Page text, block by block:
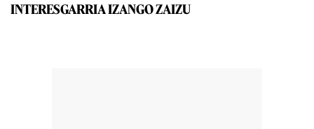
INTERESGARRIA IZANGO ZAIZU